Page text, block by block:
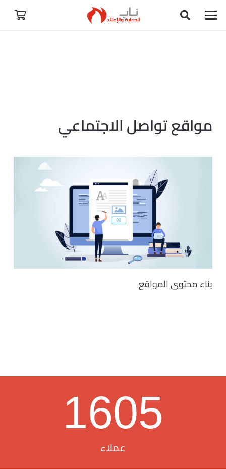
مواقع تواصل الاجتماعي
بناء محتوى المواقع
1605
عملاء